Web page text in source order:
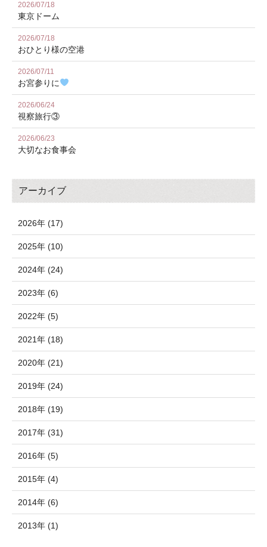
2026/07/18
東京ドーム
2026/07/18
おひとり様の空港
2026/07/11
お宮参りに
2026/06/24
視察旅行③
2026/06/23
大切なお食事会
アーカイブ
2026年 (17)
2025年 (10)
2024年 (24)
2023年 (6)
2022年 (5)
2021年 (18)
2020年 (21)
2019年 (24)
2018年 (19)
2017年 (31)
2016年 (5)
2015年 (4)
2014年 (6)
2013年 (1)